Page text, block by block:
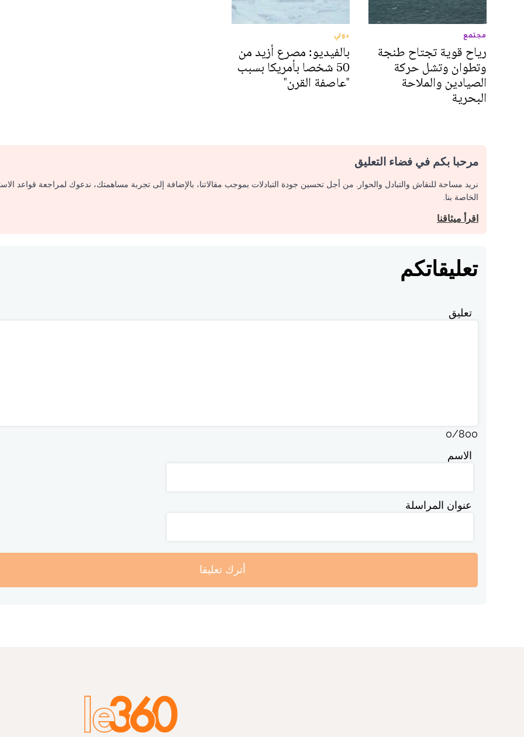
مجتمع
رياح قوية تجتاح طنجة
وتطوان وتشل حركة
الصيادين والملاحة
البحرية
دولي
بالفيديو: مصرع أزيد من
50 شخصا بأمريكا بسبب
"عاصفة القرن"
مرحبا بكم في فضاء التعليق
نريد مساحة للنقاش والتبادل والحوار. من أجل تحسين جودة التبادلات بموجب مقالاتنا، بالإضافة إلى تجربة مساهمتك، ندعوك لمراجعة قواعد
الخاصة بنا.
اقرأ ميثاقنا
تعليقاتكم
تعليق
0/800
الاسم
عنوان المراسلة
أترك تعليقا